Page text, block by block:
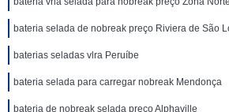
bateria selada de nobreak preço Riviera de São
baterias seladas vlra Peruíbe
bateria selada para carregar nobreak Mendonça
bateria de nobreak selada preço Alphaville